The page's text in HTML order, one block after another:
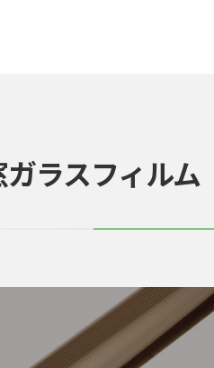
ガラスフィル